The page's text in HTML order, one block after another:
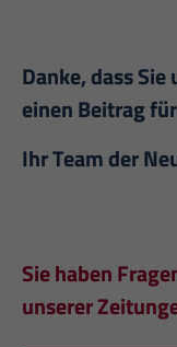
Danke, dass
einen Beitrag
Ihr Team der
Sie haben
unserer